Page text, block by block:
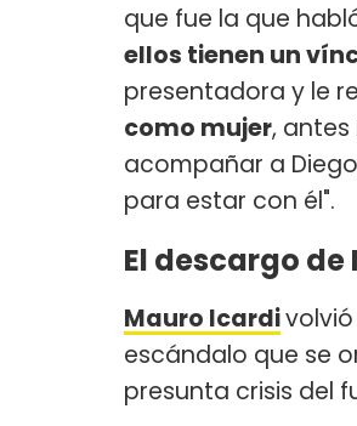
que fue la que
ellos tienen un
presentadora y le
como mujer,
acompañar a
para estar con él".
El descargo
Mauro Icardi
escándalo que se
presunta crisis del